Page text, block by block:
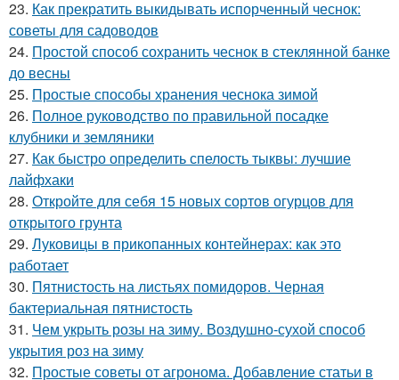
23. Как прекратить выкидывать испорченный чеснок:
советы для садоводов
24. Простой способ сохранить чеснок в стеклянной банке
до весны
25. Простые способы хранения чеснока зимой
26. Полное руководство по правильной посадке
клубники и земляники
27. Как быстро определить спелость тыквы: лучшие
лайфхаки
28. Откройте для себя 15 новых сортов огурцов для
открытого грунта
29. Луковицы в прикопанных контейнерах: как это
работает
30. Пятнистость на листьях помидоров. Черная
бактериальная пятнистость
31. Чем укрыть розы на зиму. Воздушно-сухой способ
укрытия роз на зиму
32. Простые советы от агронома. Добавление статьи в